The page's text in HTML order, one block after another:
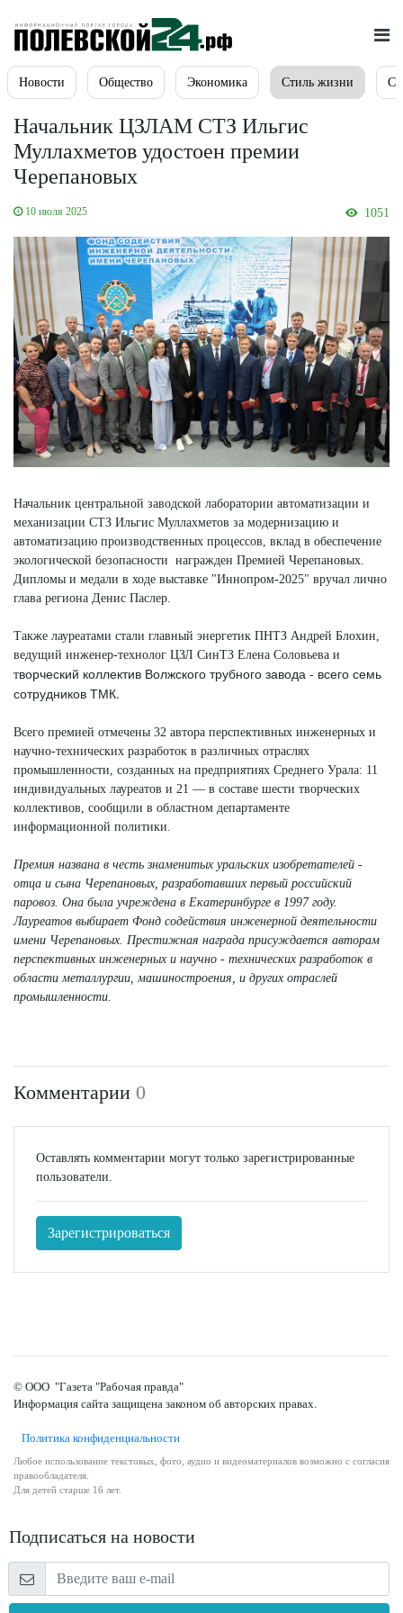
Новости Общество Экономика Стиль жизни
Начальник ЦЗЛАМ СТЗ Ильгис
Муллахметов удостоен премии
Черепановых
10 июля 2025 1051
Начальник центральной заводской лаборатории автоматизации и
механизации СТЗ Ильгис Муллахметов за модернизацию и
автоматизацию производственных процессов, вклад в обеспечение
экологической безопасности награжден Премией Черепановых.
Дипломы и медали в ходе выставке "Иннопром-2025" вручал лично
глава региона Денис Паслер.
Также лауреатами стали главный энергетик ПНТЗ Андрей Блохин,
ведущий инженер-технолог ЦЗЛ СинТЗ Елена Соловьева и
творческий коллектив Волжского трубного завода - всего семь
сотрудников ТМК.
Всего премией отмечены 32 автора перспективных инженерных и
научно-технических разработок в различных отраслях
промышленности, созданных на предприятиях Среднего Урала: 11
индивидуальных лауреатов и 21 — в составе шести творческих
коллективов, сообщили в областном департаменте
информационной политики.
Премия названа в честь знаменитых уральских изобретателей -
отца и сына Черепановых, разработавших первый российский
паровоз. Она была учреждена в Екатеринбурге в 1997 году.
Лауреатов выбирает Фонд содействия инженерной деятельности
имени Черепановых. Престижная награда присуждается авторам
перспективных инженерных и научно - технических разработок в
области металлургии, машиностроения, и других отраслей
промышленности.
Комментарии 0
Оставлять комментарии могут только зарегистрированные
пользователи.
Зарегистрироваться
© ООО "Газета "Рабочая правда"
Информация сайта защищена законом об авторских правах.
Политика конфиденциальности
Любое использование текстовых, фото, аудио и видеоматериалов возможно с согласия
правообладателя.
Для детей старше 16 лет.
Подписаться на новости